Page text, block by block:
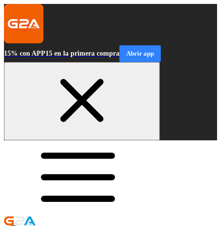
15% con APP15 en la primera compra Abrir app